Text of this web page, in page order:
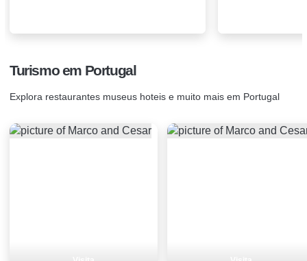
Turismo em Portugal
Explora restaurantes museus hoteis e muito mais em Portugal